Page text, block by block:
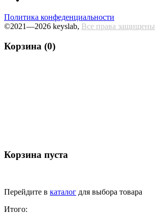
Политика конфеденциальности
©2021—2026 keyslab, Все права защищены
Корзина (0)
Корзина пуста
Перейдите в каталог для выбора товара
Итого: